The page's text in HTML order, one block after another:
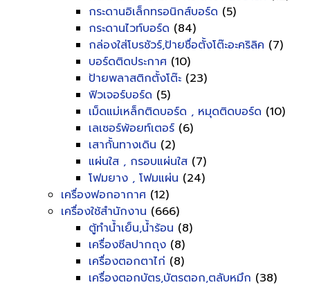
กระดานอิเล็กทรอนิกส์บอร์ด (5)
กระดานไวท์บอร์ด (84)
กล่องใส่โบรชัวร์,ป้ายชื่อตั้งโต๊ะอะคริลิค (7)
บอร์ดติดประกาศ (10)
ป้ายพลาสติกตั้งโต๊ะ (23)
ฟิวเจอร์บอร์ด (5)
เม็ดแม่เหล็กติดบอร์ด , หมุดติดบอร์ด (10)
เลเซอร์พ้อยท์เตอร์ (6)
เสากั้นทางเดิน (2)
แผ่นใส , กรอบแผ่นใส (7)
โฟมยาง , โฟมแผ่น (24)
เครื่องฟอกอากาศ (12)
เครื่องใช้สำนักงาน (666)
ตู้ทำน้ำเย็น,น้ำร้อน (8)
เครื่องซีลปากถุง (8)
เครื่องตอกตาไก่ (8)
เครื่องตอกบัตร,บัตรตอก,ตลับหมึก (38)